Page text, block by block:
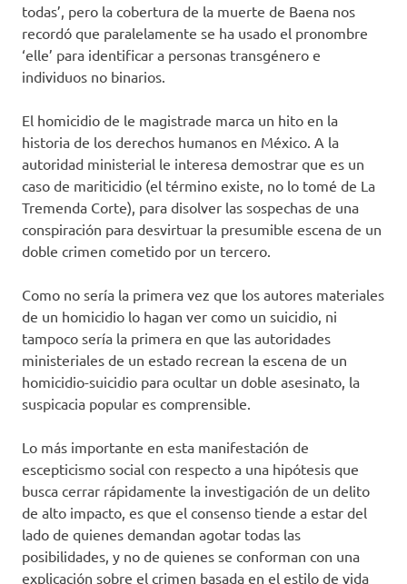
todas’, pero la cobertura de la muerte de Baena nos
recordó que paralelamente se ha usado el pronombre
‘elle’ para identificar a personas transgénero e
individuos no binarios.
El homicidio de le magistrade marca un hito en la
historia de los derechos humanos en México. A la
autoridad ministerial le interesa demostrar que es un
caso de mariticidio (el término existe, no lo tomé de La
Tremenda Corte), para disolver las sospechas de una
conspiración para desvirtuar la presumible escena de un
doble crimen cometido por un tercero.
Como no sería la primera vez que los autores materiales
de un homicidio lo hagan ver como un suicidio, ni
tampoco sería la primera en que las autoridades
ministeriales de un estado recrean la escena de un
homicidio-suicidio para ocultar un doble asesinato, la
suspicacia popular es comprensible.
Lo más importante en esta manifestación de
escepticismo social con respecto a una hipótesis que
busca cerrar rápidamente la investigación de un delito
de alto impacto, es que el consenso tiende a estar del
lado de quienes demandan agotar todas las
posibilidades, y no de quienes se conforman con una
explicación sobre el crimen basada en el estilo de vida